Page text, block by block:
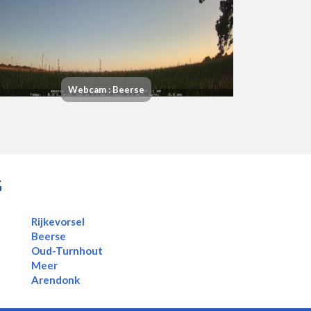
Webcam : Beerse
Rijkevorsel
Beerse
Oud-Turnhout
Meer
Arendonk